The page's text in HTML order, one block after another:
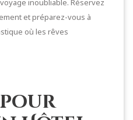
inoubliable. Réservez
et préparez-vous à
où les rêves